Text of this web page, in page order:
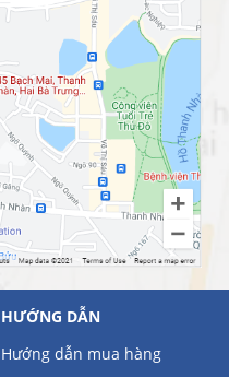
HƯỚNG DẪN
Hướng dẫn mua hàng